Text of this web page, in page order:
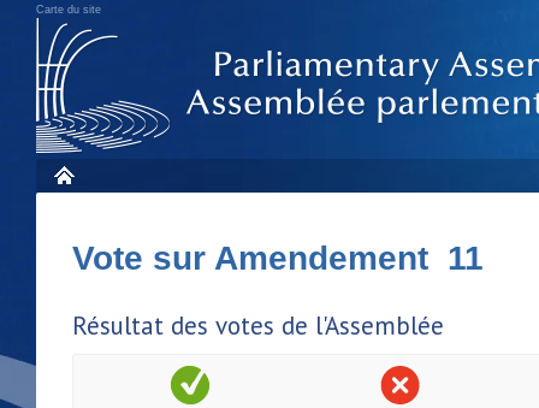
Carte du site
Vote sur Amendement 11
Résultat des votes de l'Assemblée